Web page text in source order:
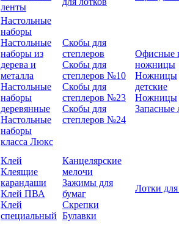
ленты
Настольные
наборы
Настольные
наборы из
дерева и
металла
Настольные
наборы
деревянные
Настольные
наборы
класса Люкс
Скобы для
степлеров
Скобы для
степлеров №10
Скобы для
степлеров №23
Скобы для
степлеров №24
Офисные
ножницы
Ножницы
детские
Ножницы
Запасные
Клей
Клеящие
карандаши
Клей ПВА
Клей
специальный
Канцелярские
мелочи
Зажимы для
бумаг
Скрепки
Булавки
Лотки